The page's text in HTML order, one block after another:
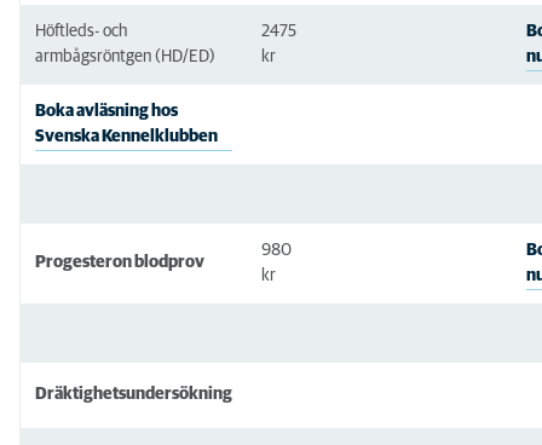
Höftleds- och
armbågsröntgen (HD/ED)
2475
kr
Boka avläsning hos
Svenska Kennelklubben
Progesteron blodprov
980
kr
Dräktighetsundersökning